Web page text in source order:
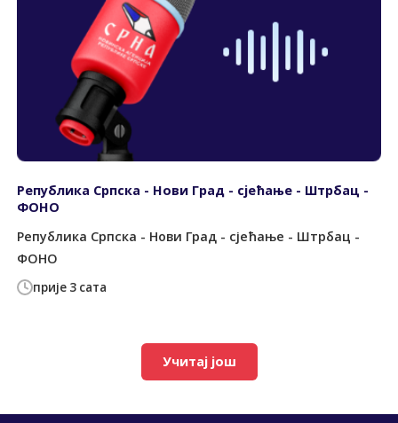
прије 3 сата
Република Српска - Нови Град - сјећање - Штрбац -
ФОНО
Република Српска - Нови Град - сјећање - Штрбац -
ФОНО
Учитај још